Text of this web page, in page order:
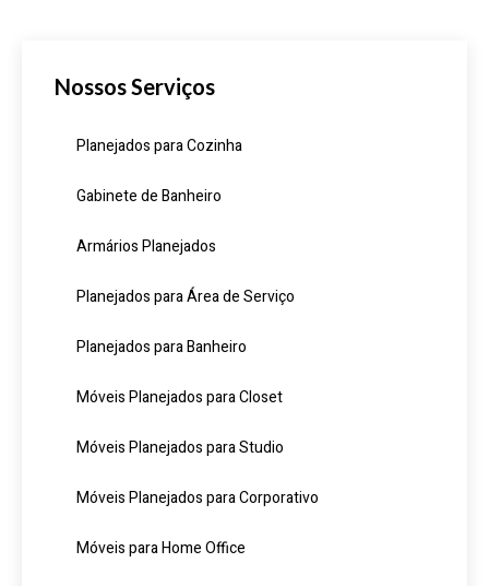
Nossos Serviços
Planejados para Cozinha
Gabinete de Banheiro
Armários Planejados
Planejados para Área de Serviço
Planejados para Banheiro
Móveis Planejados para Closet
Móveis Planejados para Studio
Móveis Planejados para Corporativo
Móveis para Home Office